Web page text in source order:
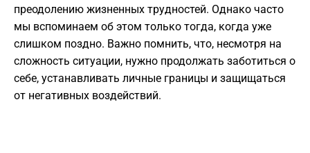
преодолению жизненных трудностей. Однако часто
мы вспоминаем об этом только тогда, когда уже
слишком поздно. Важно помнить, что, несмотря на
сложность ситуации, нужно продолжать заботиться о
себе, устанавливать личные границы и защищаться
от негативных воздействий.